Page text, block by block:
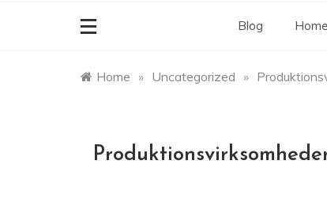
Blog Home
Home » Uncategorized »